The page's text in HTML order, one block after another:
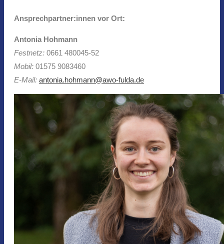
Ansprechpartner:innen vor Ort:
Antonia Hohmann
Festnetz: 0661 480045-52
Mobil: 01575 9083460
E-Mail: antonia.hohmann@awo-fulda.de